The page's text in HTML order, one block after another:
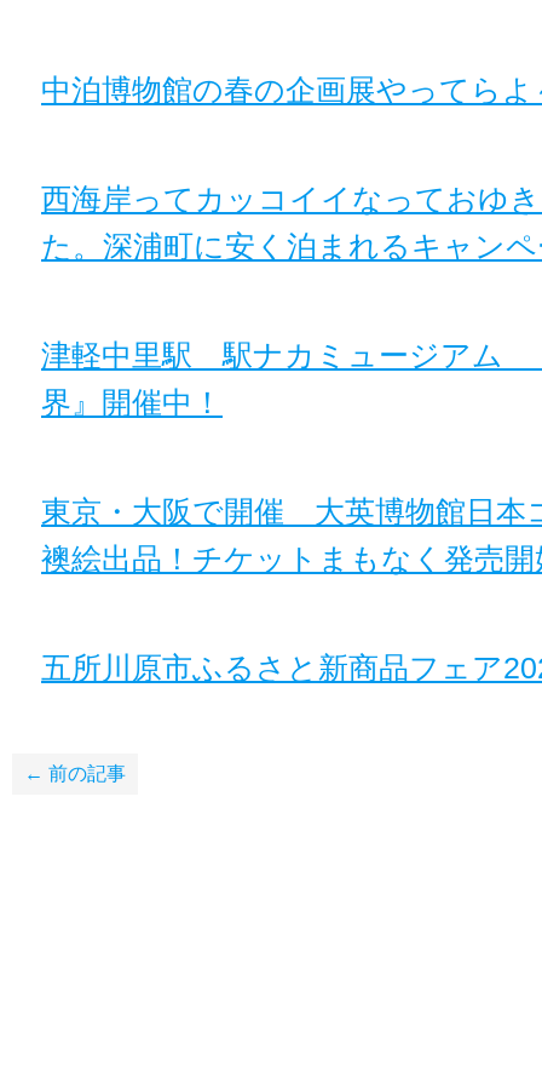
中泊博物館の春の企画展やってらよ
西海岸ってカッコイイなっておゆ
た。深浦町に安く泊まれるキャン
津軽中里駅 駅ナカミュージアム
界』開催中！
東京・大阪で開催 大英博物館日本
襖絵出品！チケットまもなく発売開
五所川原市ふるさと新商品フェア
← 前の記事